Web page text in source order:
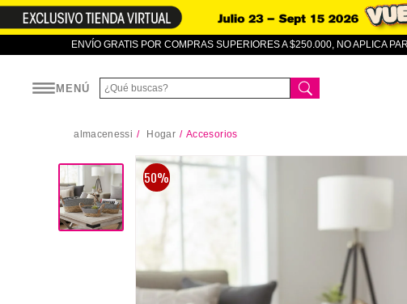
ENVÍO GRATIS POR COMPRAS SUPERIORES A $250.000, NO APLICA
MENÚ
almacenessi Hogar Accesorios
50%